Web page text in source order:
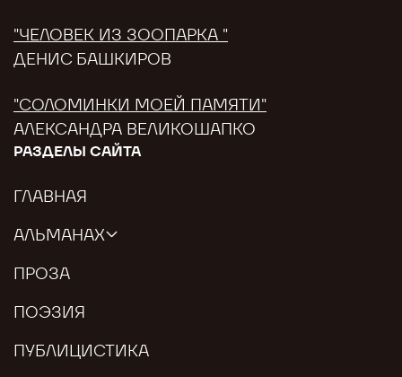
"ЧЕЛОВЕК ИЗ ЗООПАРКА "
ДЕНИС БАШКИРОВ
"СОЛОМИНКИ МОЕЙ ПАМЯТИ"
АЛЕКСАНДРА ВЕЛИКОШАПКО
РАЗДЕЛЫ САЙТА
ГЛАВНАЯ
АЛЬМАНАХ
ПРОЗА
ПОЭЗИЯ
ПУБЛИЦИСТИКА